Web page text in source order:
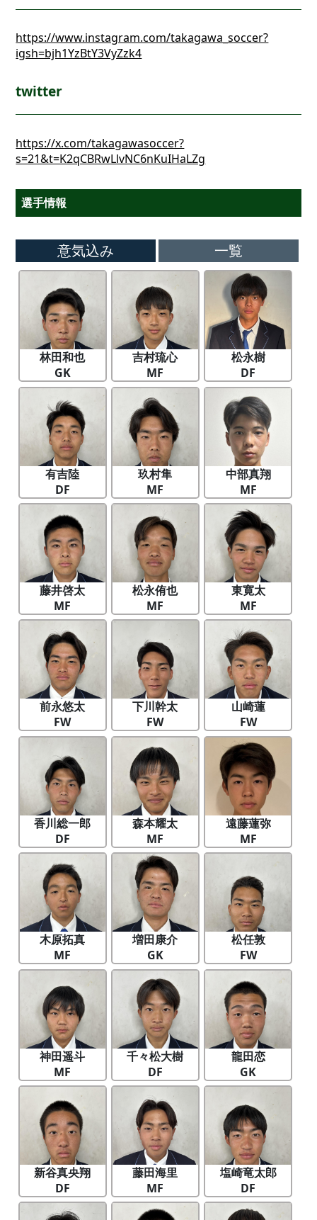
https://www.instagram.com/takagawa_soccer?
igsh=bjh1YzBtY3VyZzk4
twitter
https://x.com/takagawasoccer?
s=21&t=K2qCBRwLlvNC6nKuIHaLZg
選手情報
意気込み 一覧
林田和也
GK
吉村琉心
MF
松永樹
DF
有吉陸
DF
玖村隼
MF
中部真翔
MF
藤井啓太
MF
松永侑也
MF
東寛太
MF
前永悠太
FW
下川幹太
FW
山崎蓮
FW
香川総一郎
DF
森本耀太
MF
遠藤蓮弥
MF
木原拓真
MF
増田康介
GK
松任敦
FW
神田遥斗
MF
千々松大樹
DF
龍田恋
GK
新谷真央翔
DF
藤田海里
MF
塩崎竜太郎
DF